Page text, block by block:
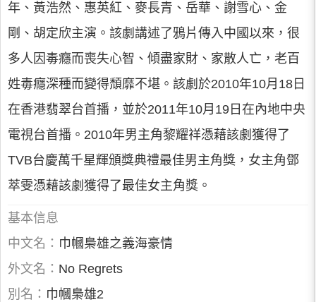
年、黃浩然、惠英紅、麥長青、岳華、謝雪心、金
剛、胡定欣主演。該劇講述了鴉片傳入中國以來，很
多人因毒癮而喪失心智、傾盡家財、家散人亡，老百
姓毒癮深種而變得頹靡不堪。該劇於2010年10月18日
在香港翡翠台首播，並於2011年10月19日在內地中央
電視台首播。2010年男主角黎耀祥憑藉該劇獲得了
TVB台慶萬千星輝頒獎典禮最佳男主角獎，女主角鄧
萃雯憑藉該劇獲得了最佳女主角獎。
基本信息
中文名： 巾幗梟雄之義海豪情
外文名： No Regrets
別名： 巾幗梟雄2